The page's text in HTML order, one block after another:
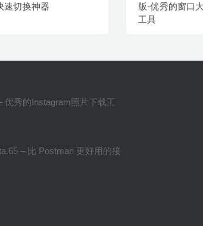
速切换神器
版-优秀的窗口
工具
优秀的Instagram照片下载工
– 比 Postman 更好用的接